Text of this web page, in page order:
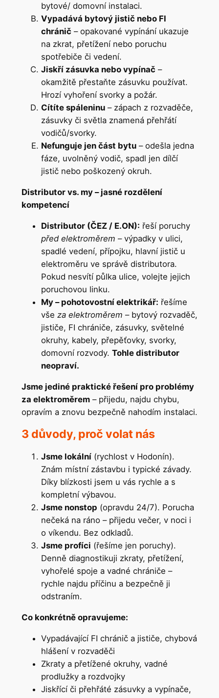
bytové/ domovní instalaci.
Vypadává bytový jistič nebo FI
chránič – opakované vypínání ukazuje
na zkrat, přetížení nebo poruchu
spotřebiče či vedení.
Jiskří zásuvka nebo vypínač –
okamžitě přestaňte zásuvku používat.
Hrozí vyhoření svorky a požár.
Cítíte spáleninu– zápach z rozvaděče,
zásuvky či světla znamená přehřátí
vodičů/svorky.
Nefunguje jen část bytu– odešla jedna
fáze, uvolněný vodič, spadl jen dílčí
jistič nebo poškozený okruh.
Distributor vs. my – jasné rozdělení
kompetencí
Distributor (ČEZ / E.ON): řeší poruchy
před elektroměrem – výpadky v ulici,
spadlé vedení, přípojku, hlavní jistič u
elektroměru ve správě distributora.
Pokud nesvítí půlka ulice, volejte jejich
poruchovou linku.
My – pohotovostní elektrikář: řešíme
vše za elektroměrem – bytový rozvaděč,
jističe, FI chrániče, zásuvky, světelné
okruhy, kabely, přepěťovky, svorky,
domovní rozvody. Tohle distributor
neopraví.
Jsme jediné praktické řešení pro problémy
za elektroměrem– přijedu, najdu chybu,
opravím a znovu bezpečně nahodím instalaci.
3 důvody, proč volat nás
Jsme lokální(rychlost v Hodonín).
Znám místní zástavbu i typické závady.
Díky blízkosti jsem u vás rychle a s
kompletní výbavou.
Jsme nonstop (opravdu 24/7). Porucha
nečeká na ráno – přijedu večer, v noci i
o víkendu. Bez odkladů.
Jsme profíci (řešíme jen poruchy).
Denně diagnostikuji zkraty, přetížení,
vyhořelé spoje a vadné chrániče –
rychle najdu příčinu a bezpečně ji
odstraním.
Co konkrétně opravujeme:
Vypadávající FI chránič a jističe, chybová
hlášení v rozvaděči
Zkraty a přetížené okruhy, vadné
prodlužky a rozdvojky
Jiskřící či přehřáté zásuvky a vypínače,